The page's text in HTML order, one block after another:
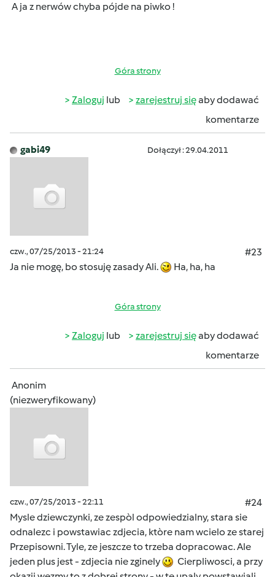
A ja z nerwów chyba pójde na piwko !
Góra strony
Zaloguj lub zarejestruj sięaby dodawać
komentarze
gabi49 Dołączył : 29.04.2011
czw., 07/25/2013 - 21:24
#23
Ja nie mogę, bo stosuję zasady Ali.
Ha, ha, ha
Góra strony
Zaloguj lub zarejestruj sięaby dodawać
komentarze
Anonim
(niezweryfikowany)
czw., 07/25/2013 - 22:11
#24
Mysle dziewczynki, ze zespòl odpowiedzialny, stara sie
odnalezc i powstawiac zdjecia, ktòre nam wcielo ze starej
Przepisowni. Tyle, ze jeszcze to trzeba dopracowac. Ale
jeden plus jest - zdjecia nie zginely
Cierpliwosci, a przy